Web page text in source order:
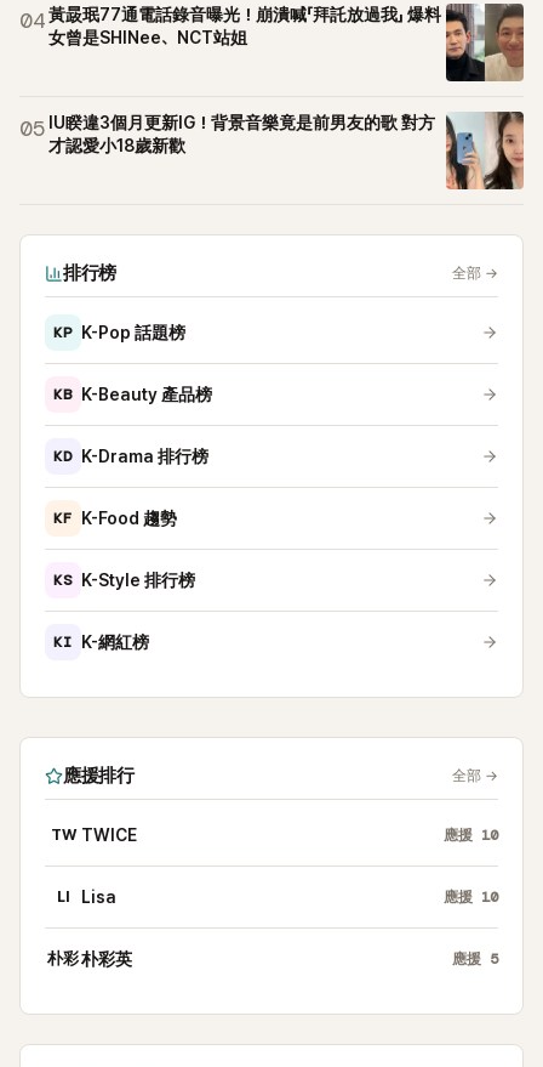
04黃晸珉77通電話錄音曝光！崩潰喊「拜託放過我」 爆料
女曾是SHINee、NCT站姐
05 IU睽違3個月更新IG！背景音樂竟是前男友的歌 對方
才認愛小18歲新歡
排行榜 全部 →
KP K-Pop 話題榜
KB K-Beauty 產品榜
KD K-Drama 排行榜
KF K-Food 趨勢
KS K-Style 排行榜
KI K-網紅榜
應援排行 全部 →
TW TWICE 應援 10
LI Lisa 應援 10
朴彩朴彩英 應援 5